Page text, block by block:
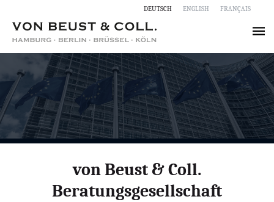
deutsch english français
von Beust & Coll.
Beratungsgesellschaft